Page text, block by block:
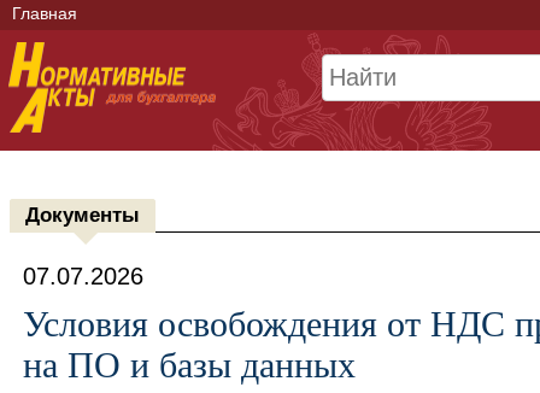
Главная
Документы
07.07.2026
Условия освобождения от НДС
на ПО и базы данных